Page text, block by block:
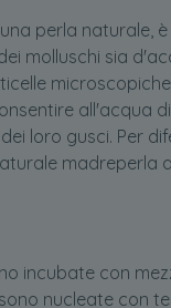
perla naturale,
molluschi sia
all'acqua
loro gusci. Per
madreperla
incubate con
nucleate con